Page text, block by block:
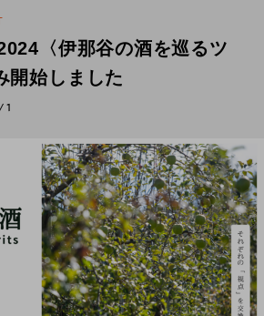
〈伊那谷の酒を巡るツ
開始しました
1